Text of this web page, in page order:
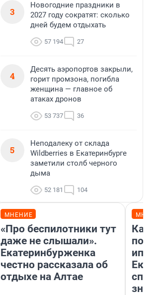
3
Новогодние праздники в
2027 году сократят: сколько
дней будем отдыхать
57 194 27
4
Десять аэропортов закрыли,
горит промзона, погибла
женщина — главное об
атаках дронов
53 737 36
5
Неподалеку от склада
Wildberries в Екатеринбурге
заметили столб черного
дыма
52 181 104
МНЕНИЕ
«Про беспилотники тут
даже не слышали».
Екатеринбурженка
честно рассказала об
отдыхе на Алтае
Как